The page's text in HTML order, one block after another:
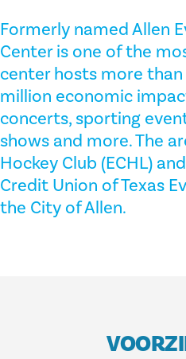
Formerly named Allen
Center is one of the
center hosts more than
million economic
concerts, sporting
shows and more. The
Hockey Club (ECHL)
Credit Union of Texas
the City of Allen.